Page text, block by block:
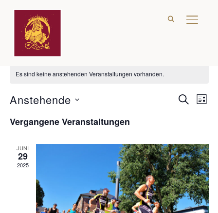
Bamberg
Es sind keine anstehenden Veranstaltungen vorhanden.
SUCHE
Anstehende
wählen.
Vergangene Veranstaltungen
JUNI
29
2025